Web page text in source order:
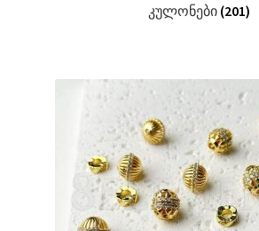
კულონები (201)